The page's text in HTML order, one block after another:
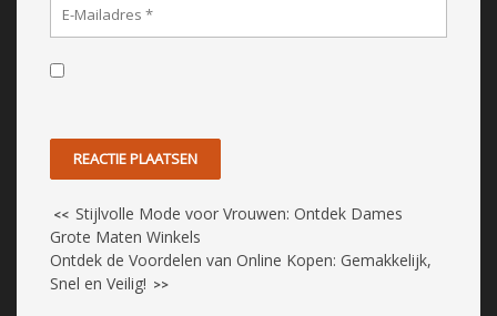
<< Stijlvolle Mode voor Vrouwen: Ontdek Dames
Grote Maten Winkels
Ontdek de Voordelen van Online Kopen: Gemakkelijk,
Snel en Veilig! >>